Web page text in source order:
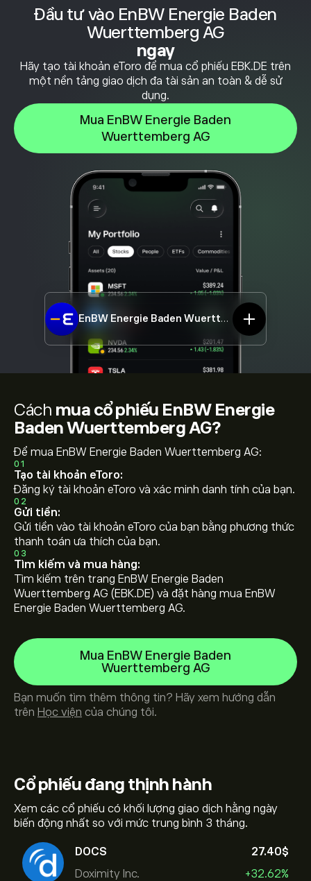
Đầu tư vào EnBW Energie Baden
Wuerttemberg AG
ngay
Hãy tạo tài khoản eToro để mua cổ phiếu EBK.DE trên
một nền tảng giao dịch đa tài sản an toàn & dễ sử
dụng.
Mua EnBW Energie Baden
Wuerttemberg AG
EnBW Energie Baden Wuerttemberg AG
Cổ phiếu đang thịnh hành
Xem các cổ phiếu có khối lượng giao dịch hằng ngày
biến động nhất so với mức trung bình 3 tháng.
DOCS
Doximity Inc.
27.40‎$‎
+32.62%
Cách mua cổ phiếu EnBW Energie
Baden Wuerttemberg AG?
Để mua EnBW Energie Baden Wuerttemberg AG:
01
Tạo tài khoản eToro:
Đăng ký tài khoản eToro và xác minh danh tính của bạn.
02
Gửi tiền:
Gửi tiền vào tài khoản eToro của bạn bằng phương thức
thanh toán ưa thích của bạn.
03
Tìm kiếm và mua hàng:
Tìm kiếm trên trang EnBW Energie Baden
Wuerttemberg AG (EBK.DE) và đặt hàng mua EnBW
Energie Baden Wuerttemberg AG.
Mua EnBW Energie Baden
Wuerttemberg AG
Bạn muốn tìm thêm thông tin? Hãy xem hướng dẫn
trên Học viện của chúng tôi.